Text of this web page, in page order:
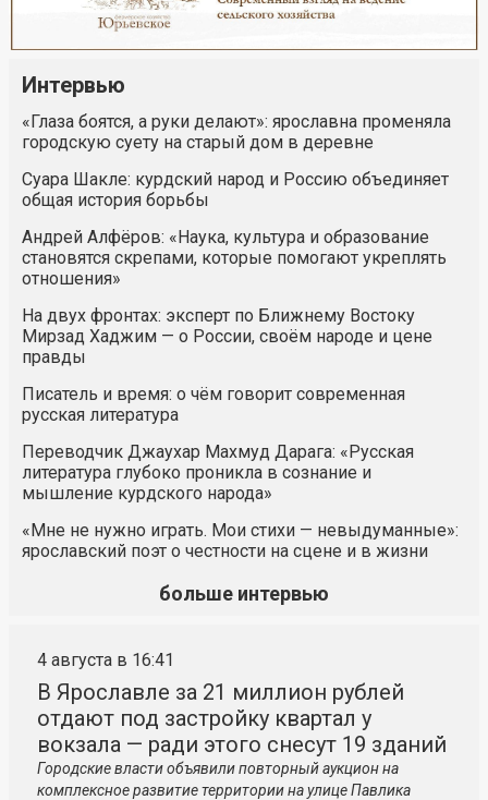
Интервью
«Глаза боятся, а руки делают»: ярославна променяла
городскую суету на старый дом в деревне
Суара Шакле: курдский народ и Россию объединяет
общая история борьбы
Андрей Алфёров: «Наука, культура и образование
становятся скрепами, которые помогают укреплять
отношения»
На двух фронтах: эксперт по Ближнему Востоку
Мирзад Хаджим — о России, своём народе и цене
правды
Писатель и время: о чём говорит современная
русская литература
Переводчик Джаухар Махмуд Дарага: «Русская
литература глубоко проникла в сознание и
мышление курдского народа»
«Мне не нужно играть. Мои стихи — невыдуманные»:
ярославский поэт о честности на сцене и в жизни
больше интервью
4 августа в 16:41
В Ярославле за 21 миллион рублей
отдают под застройку квартал у
вокзала — ради этого снесут 19 зданий
Городские власти объявили повторный аукцион на
комплексное развитие территории на улице Павлика